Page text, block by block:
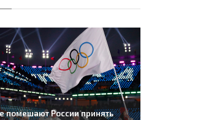
помешают России принять